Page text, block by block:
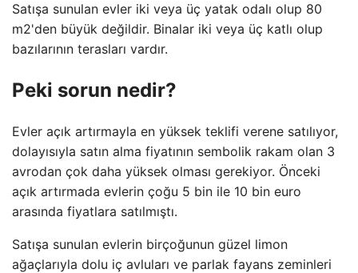
Satışa sunulan evler iki veya üç yatak odalı olup 80
m2'den büyük değildir. Binalar iki veya üç katlı olup
bazılarının terasları vardır.
Peki sorun nedir?
Evler açık artırmayla en yüksek teklifi verene satılıyor,
dolayısıyla satın alma fiyatının sembolik rakam olan 3
avrodan çok daha yüksek olması gerekiyor. Önceki
açık artırmada evlerin çoğu 5 bin ile 10 bin euro
arasında fiyatlara satılmıştı.
Satışa sunulan evlerin birçoğunun güzel limon
ağaçlarıyla dolu iç avluları ve parlak fayans zeminleri